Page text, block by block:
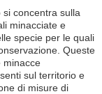
concentra sulla
minacciate e
specie per le quali
Queste
minacce
sul territorio e
di misure di